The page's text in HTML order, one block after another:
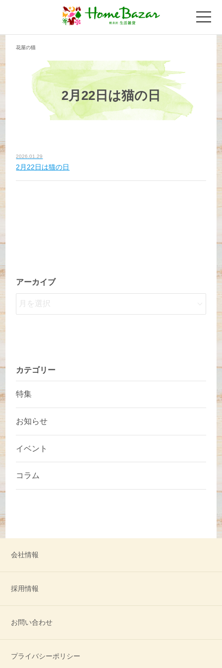
toggle
花屋の猫
2月22日は猫の日
2026.01.29
2月22日は猫の日
アーカイブ
カテゴリー
特集
お知らせ
イベント
コラム
会社情報
採用情報
お問い合わせ
プライバシーポリシー